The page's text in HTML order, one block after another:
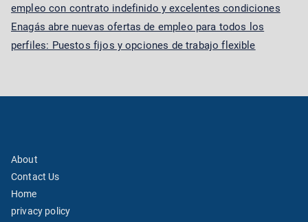
empleo con contrato indefinido y excelentes condiciones
Enagás abre nuevas ofertas de empleo para todos los
perfiles: Puestos fijos y opciones de trabajo flexible
About
Contact Us
Home
privacy policy